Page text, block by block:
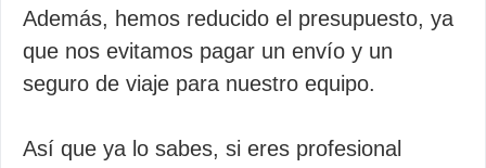
Además, hemos reducido el presupuesto, ya
que nos evitamos pagar un envío y un
seguro de viaje para nuestro equipo.
Así que ya lo sabes, si eres profesional